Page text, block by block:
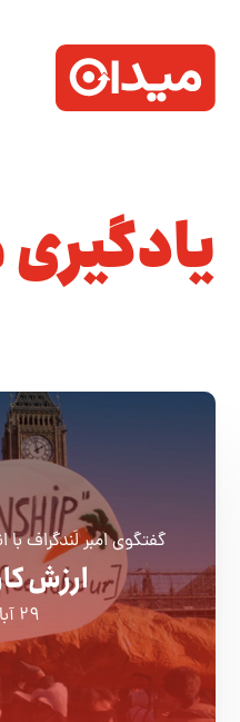
گفتگوی امبر لَندگراف
ارزش
۲۹ آبان ۱۳۹۶